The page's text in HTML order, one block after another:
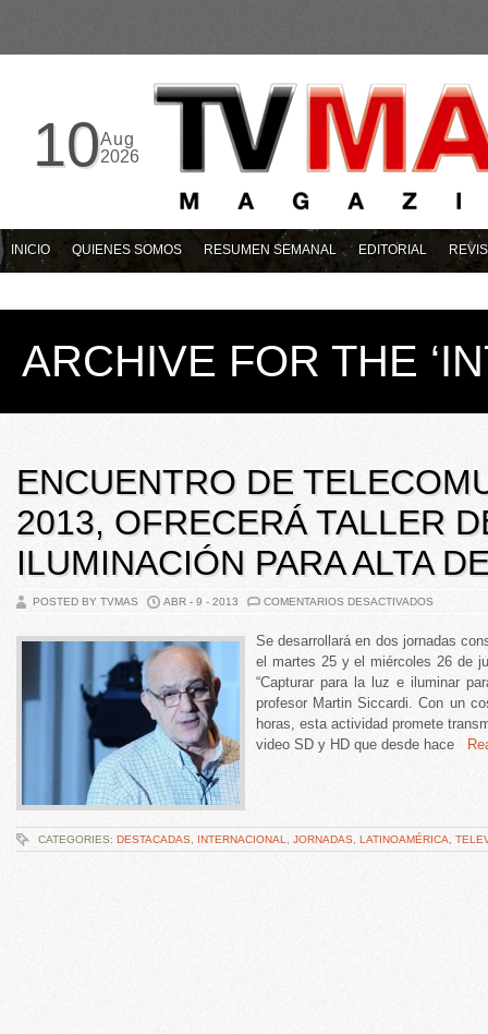
10Aug
2026
INICIO QUIENES SOMOS RESUMEN SEMANAL EDITORIAL
ARCHIVE FOR THE
ENCUENTRO DE
2013, OFRECERÁ TALLER
ILUMINACIÓN PARA ALTA
POSTED BY TVMAS ABR - 9 - 2013 COMENTARIOS DESACTIVADOS
Se desarrollará en dos jornadas
el martes 25 y el miércoles 26 de
“Capturar para la luz e iluminar
profesor Martin Siccardi. Con un
horas, esta actividad promete
video SD y HD que desde hace
CATEGORIES: DESTACADAS INTERNACIONAL JORNADAS LATINOAMÉRICA